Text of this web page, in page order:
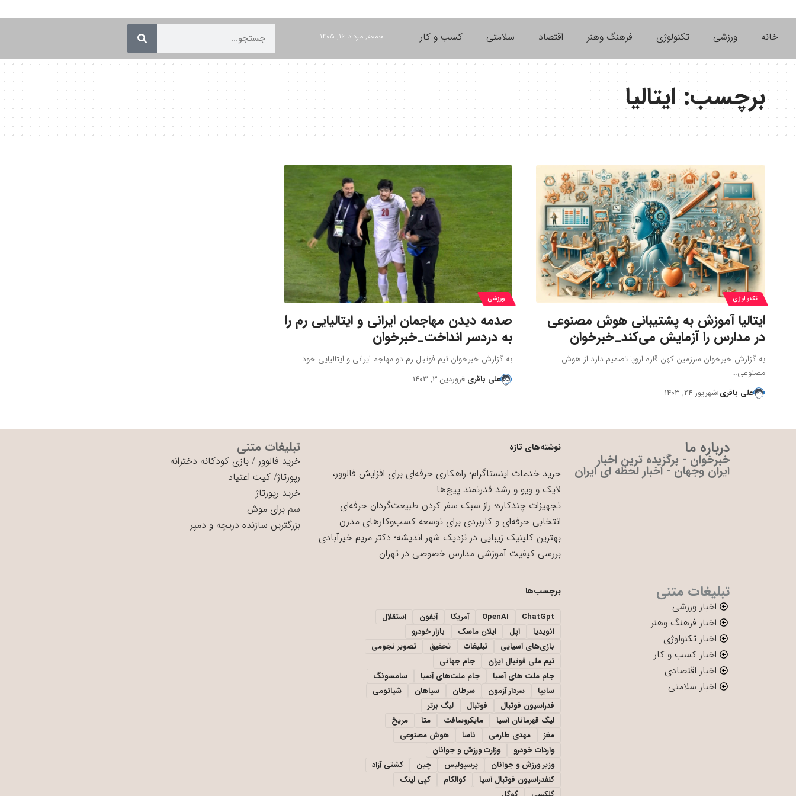
خانه ورزشی تکنولوژی فرهنگ وهنر اقتصاد سلامتی کسب و کار جمعه, مرداد ۱۶, ۱۴۰۵
برچسب:ایتالیا
تکنولوژی
ایتالیا آموزش به پشتیبانی هوش مصنوعی
در مدارس را آزمایش می‌کند_خبرخوان
به گزارش خبرخوان سرزمین کهن قاره اروپا تصمیم دارد از هوش
مصنوعی…
علی باقری شهریور ۲۴, ۱۴۰۳
ورزشی
صدمه دیدن مهاجمان ایرانی و ایتالیایی رم را
به دردسر انداخت_خبرخوان
به گزارش خبرخوان تیم فوتبال رم دو مهاجم ایرانی و ایتالیایی خود…
علی باقری فروردین ۳, ۱۴۰۳
درباره ما
خبرخوان - برگزیده ترین اخبار
ایران وجهان - اخبار لحظه ای ایران
نوشته‌های تازه
خرید خدمات اینستاگرام؛ راهکاری حرفه‌ای برای افزایش فالوور،
لایک و ویو و رشد قدرتمند پیج‌ها
تجهیزات چندکاره؛ راز سبک سفر کردن طبیعت‌گردان حرفه‌ای
انتخابی حرفه‌ای و کاربردی برای توسعه کسب‌وکارهای مدرن
بهترین کلینیک زیبایی در نزدیک شهر اندیشه؛ دکتر مریم خیرآبادی
بررسی کیفیت آموزشی مدارس خصوصی در تهران
تبلیغات متنی
خرید فالوور /بازی کودکانه دخترانه
رپورتاژ/کیت اعتیاد
خرید رپورتاژ
سم برای موش
بزرگترین سازنده دریچه و دمپر
تبلیغات متنی
اخبار ورزشی
اخبار فرهنگ وهنر
اخبار تکنولوژی
اخبار کسب و کار
اخبار اقتصادی
اخبار سلامتی
برچسب‌ها
ChatGpt
OpenAI آمریکا آیفون
استقلال
انویدیا
اپل ایلان ماسک
بازار خودرو
بازی‌های آسیایی
تبلیغات تحقیق
تصویر نجومی
تیم ملی فوتبال ایران
جام جهانی
جام ملت های آسیا
جام ملت‌های آسیا
سامسونگ
سایپا
سردار آزمون سرطان سپاهان
شیائومی
فدراسیون فوتبال
فوتبال
لیگ برتر
لیگ قهرمانان آسیا
مایکروسافت متا
مریخ
مغز
مهدی طارمی ناسا
هوش مصنوعی
واردات خودرو
وزارت ورزش و جوانان
وزیر ورزش و جوانان
پرسپولیس چین
کشتی آزاد
کنفدراسیون فوتبال آسیا
کوالکام
کپی لینک